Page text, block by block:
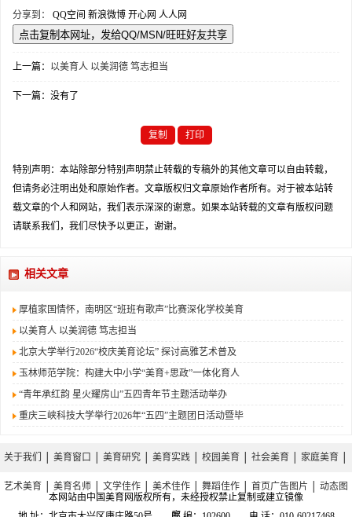
分享到： QQ空间 新浪微博 开心网 人人网
上一篇： 以美育人 以美润德 笃志担当
下一篇：没有了
复制 打印
特别声明：本站除部分特别声明禁止转载的专稿外的其他文章可以自由转载，
但请务必注明出处和原始作者。文章版权归文章原始作者所有。对于被本站转
载文章的个人和网站，我们表示深深的谢意。如果本站转载的文章有版权问题
请联系我们，我们尽快予以更正，谢谢。
相关文章
厚植家国情怀，南明区“班班有歌声”比赛深化学校美育
以美育人 以美润德 笃志担当
北京大学举行2026“校庆美育论坛” 探讨高雅艺术普及
玉林师范学院：构建大中小学“美育+思政”一体化育人
“青年承红韵 星火耀房山”五四青年节主题活动举办
重庆三峡科技大学举行2026年“五四”主题团日活动暨毕
关于我们 美育窗口 美育研究 美育实践 校园美育 社会美育 家庭美育
艺术美育 美育名师 文学佳作 美术佳作 舞蹈佳作 首页广告图片 动态图
本网站由中国美育网版权所有，未经授权禁止复制或建立镜像